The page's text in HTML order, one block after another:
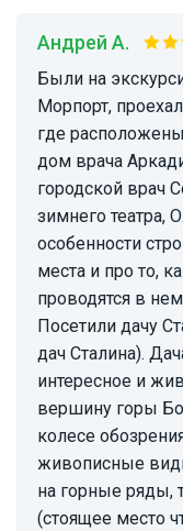
Андрей А.
Были на экскурсии с гидом Олеся. Посетили
Морпорт,
где
дом врача
городской врач
зимнего театра,
особенности
места и про то,
проводятся в
Посетили дачу
дач Сталина).
интересное и
вершину горы
колесе
живописные
на горные ряды,
(стоящее место